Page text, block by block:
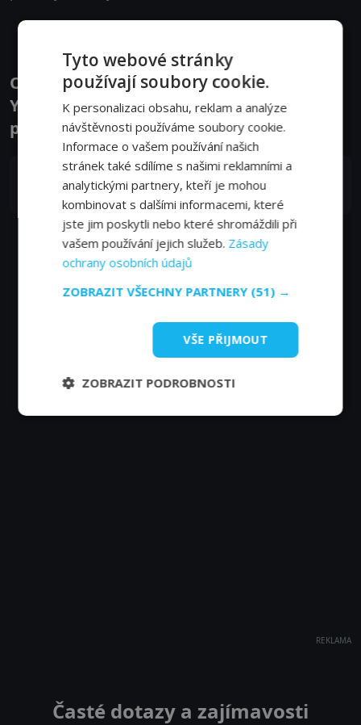
Obsazení filmu nebo pořadu Začalo to v
Yellowstonu - národní parky USA a jejich
příroda - Herci a tvůrci
Stephan Benson
Sprecher
REKLAMA
Časté dotazy a zajímavosti
Tyto webové stránky
používají soubory cookie.
K personalizaci obsahu, reklam a analýze
návštěvnosti používáme soubory cookie.
Informace o vašem používání našich
stránek také sdílíme s našimi reklamními a
analytickými partnery, kteří je mohou
kombinovat s dalšími informacemi, které
jste jim poskytli nebo které shromáždili při
vašem používání jejich služeb. Zásady
ochrany osobních údajů
ZOBRAZIT VŠECHNY PARTNERY (51) →
VŠE PŘIJMOUT
ZOBRAZIT PODROBNOSTI